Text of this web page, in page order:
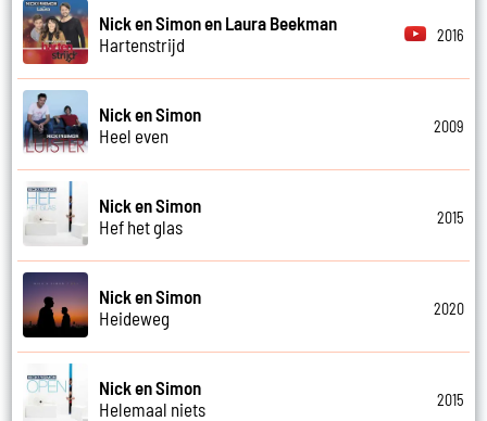
Nick en Simon en Laura Beekman
Hartenstrijd
2016
Nick en Simon
Heel even
2009
Nick en Simon
Hef het glas
2015
Nick en Simon
Heideweg
2020
Nick en Simon
Helemaal niets
2015